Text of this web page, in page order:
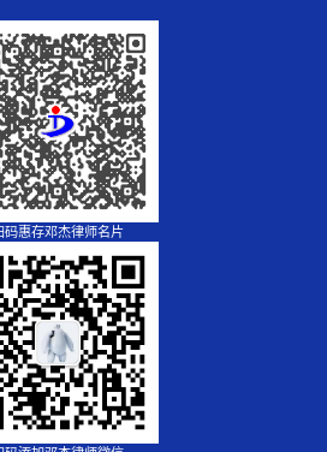
码惠存邓杰律师名片